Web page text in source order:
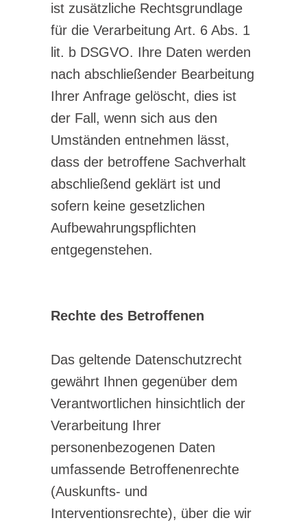
ist zusätzliche Rechtsgrundlage
für die Verarbeitung Art. 6 Abs. 1
lit. b DSGVO. Ihre Daten werden
nach abschließender Bearbeitung
Ihrer Anfrage gelöscht, dies ist
der Fall, wenn sich aus den
Umständen entnehmen lässt,
dass der betroffene Sachverhalt
abschließend geklärt ist und
sofern keine gesetzlichen
Aufbewahrungspflichten
entgegenstehen.
Rechte des Betroffenen
Das geltende Datenschutzrecht
gewährt Ihnen gegenüber dem
Verantwortlichen hinsichtlich der
Verarbeitung Ihrer
personenbezogenen Daten
umfassende Betroffenenrechte
(Auskunfts- und
Interventionsrechte), über die wir